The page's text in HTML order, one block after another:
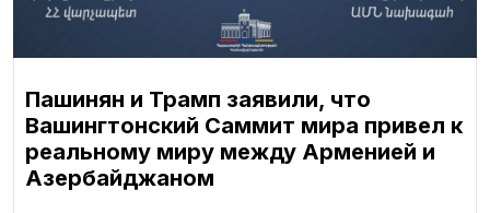
Пашинян и Трамп заявили, что
Вашингтонский Саммит мира привел к
реальному миру между Арменией и
Азербайджаном